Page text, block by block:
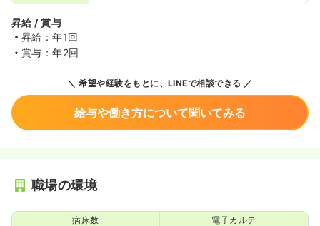
昇給 / 賞与
昇給：年1回
賞与：年2回
希望や経験をもとに、LINEで相談できる
給与や働き方について聞いてみる
職場の環境
病床数 電子カルテ